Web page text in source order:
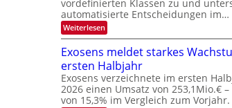
c
h
T
k
s
d
e
r
V
I
S
I
O
u
E
l
k
t
r
o
vordefinierten Klassen zu und
automatisierte Entscheidungen im…
Weiterlesen:
W
n
n
d
i
e
K
Exosens meldet starkes
ersten Halbjahr
Exosens verzeichnete im ersten
2026 einen Umsatz von 253,1Mio.€ –
von 15,3% im Vergleich zum Vorjahr.